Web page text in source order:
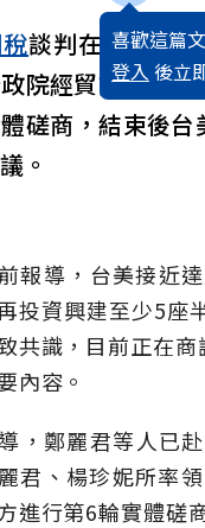
喜歡這篇
登入 後立
談判在最終階
院經貿談判辦
磋商，結束後
。
報導，台美接近
投資興建至少5座
共識，目前正在
內容。
，鄭麗君等人已
君、楊珍妮所率
進行第6輪實體磋